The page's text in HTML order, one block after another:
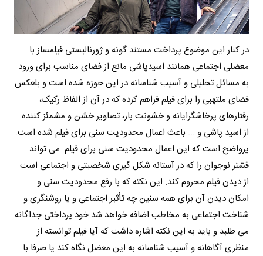
در کنار این موضوع پرداخت مستند گونه و ژورنالیستی فیلمساز با
معضلی اجتماعی همانند اسیدپاشی مانع از فضای مناسب برای ورود
به مسائل تحلیلی و آسیب شناسانه در این حوزه شده است و بلعکس
فضای ملتهبی را برای فیلم فراهم کرده که در آن از الفاظ رکیک،
رفتارهای پرخاشگرایانه و خشونت بار، تصاویر خشن و مشمئز کننده
از اسید پاشی و ... باعث اعمال محدودیت سنی برای فیلم شده است.
پرواضح است که این اعمال محدودیت سنی برای فیلم می تواند
قشنر نوجوان را که در آستانه شکل گیری شخصیتی و اجتماعی است
از دیدن فیلم محروم کند. این نکته که با رفع محدودیت سنی و
امکان دیدن آن برای همه سنین چه تأثیر اجتماعی و یا روشنگری و
شناخت اجتماعی به مخاطب اضافه خواهد شد خود پرداختی جداگانه
می طلبد و باید به این نکته اشاره داشت که آیا فیلم توانسته از
منظری آگاهانه و آسیب شناسانه به این معضل نگاه کند یا صرفا با